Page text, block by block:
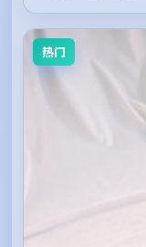
热门